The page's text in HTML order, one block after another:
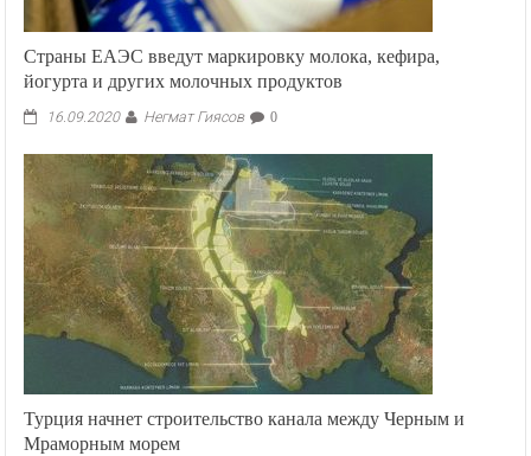
Страны ЕАЭС введут маркировку молока, кефира,
йогурта и других молочных продуктов
16.09.2020 Негмат Гиясов 0
Турция начнет строительство канала между Черным и
Мраморным морем